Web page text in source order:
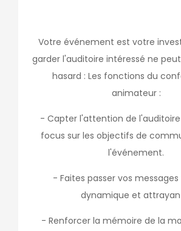
Votre événement est votre
garder l'auditoire intéressé ne
hasard : Les fonctions du
animateur :
- Capter l'attention de
focus sur les objectifs de
l'événement.
- Faites passer vos
dynamique et
- Renforcer la mémoire de la